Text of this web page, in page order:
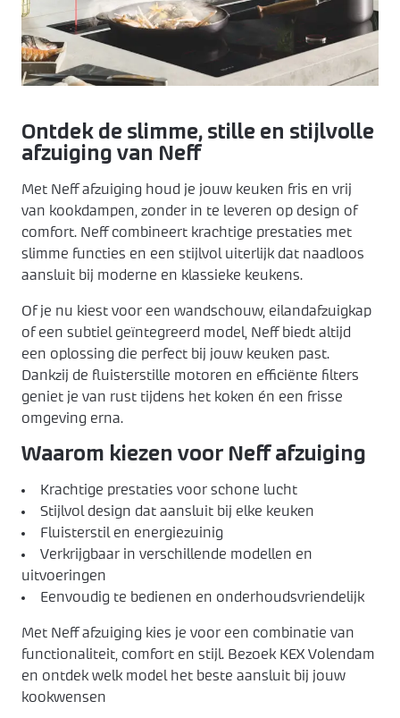
Pronorm
Häcker
Made by DAS
Keukenapparatuur
Keuken ontwerpen
Showroom uitverkoop
Landelijk
Modern
Over KEX
Over ons
Werkwijze
Openingstijden
Koopzondagen
ZZP keukenmonteur
Contact
Ontdek de slimme, stille en stijlvolle
afzuiging van Neff
Met Neff afzuiging houd je jouw keuken fris en vrij
van kookdampen, zonder in te leveren op design of
comfort. Neff combineert krachtige prestaties met
slimme functies en een stijlvol uiterlijk dat naadloos
aansluit bij moderne en klassieke keukens.
Of je nu kiest voor een wandschouw, eilandafzuigkap
of een subtiel geïntegreerd model, Neff biedt altijd
een oplossing die perfect bij jouw keuken past.
Dankzij de fluisterstille motoren en efficiënte filters
geniet je van rust tijdens het koken én een frisse
omgeving erna.
Waarom kiezen voor Neff afzuiging
Krachtige prestaties voor schone lucht
Stijlvol design dat aansluit bij elke keuken
Fluisterstil en energiezuinig
Verkrijgbaar in verschillende modellen en
uitvoeringen
Eenvoudig te bedienen en onderhoudsvriendelijk
Met Neff afzuiging kies je voor een combinatie van
functionaliteit, comfort en stijl. Bezoek KEX Volendam
en ontdek welk model het beste aansluit bij jouw
kookwensen